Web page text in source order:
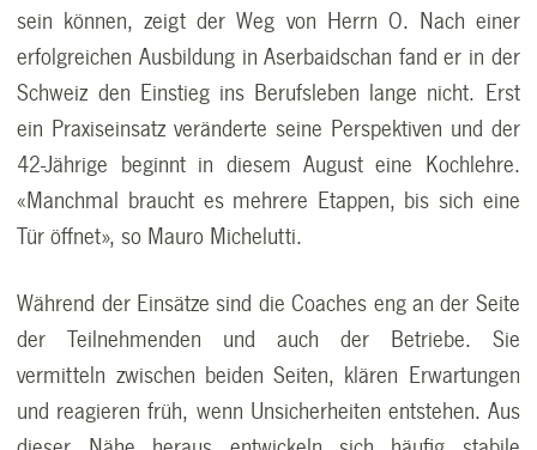
sein können, zeigt der Weg von Herrn O. Nach einer
erfolgreichen Ausbildung in Aserbaidschan fand er in der
Schweiz den Einstieg ins Berufsleben lange nicht. Erst
ein Praxiseinsatz veränderte seine Perspektiven und der
42-Jährige beginnt in diesem August eine Kochlehre.
«Manchmal braucht es mehrere Etappen, bis sich eine
Tür öffnet», so Mauro Michelutti.
Während der Einsätze sind die Coaches eng an der Seite
der Teilnehmenden und auch der Betriebe. Sie
vermitteln zwischen beiden Seiten, klären Erwartungen
und reagieren früh, wenn Unsicherheiten entstehen. Aus